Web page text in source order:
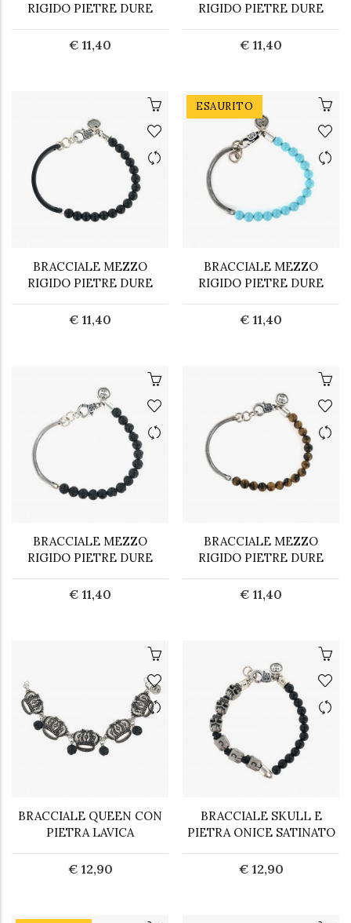
RIGIDO PIETRE DURE
€ 11,40
RIGIDO PIETRE DURE
€ 11,40
BRACCIALE MEZZO
RIGIDO PIETRE DURE
€ 11,40
ESAURITO
BRACCIALE MEZZO
RIGIDO PIETRE DURE
€ 11,40
BRACCIALE MEZZO
RIGIDO PIETRE DURE
€ 11,40
BRACCIALE MEZZO
RIGIDO PIETRE DURE
€ 11,40
BRACCIALE QUEEN CON
PIETRA LAVICA
€ 12,90
BRACCIALE SKULL E
PIETRA ONICE SATINATO
€ 12,90